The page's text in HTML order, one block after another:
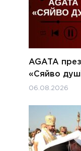
AGATA
«Сяйво
06.08.2026